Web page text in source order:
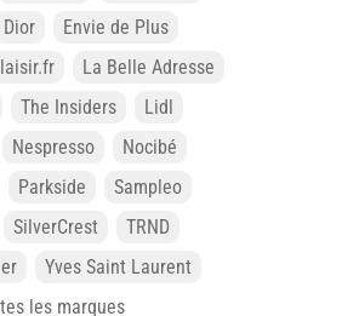
Dior
Envie de Plus
La Belle Adresse
The Insiders
Lidl
Nespresso
Nocibé
Parkside
Sampleo
SilverCrest
TRND
Yves Saint Laurent
les marques